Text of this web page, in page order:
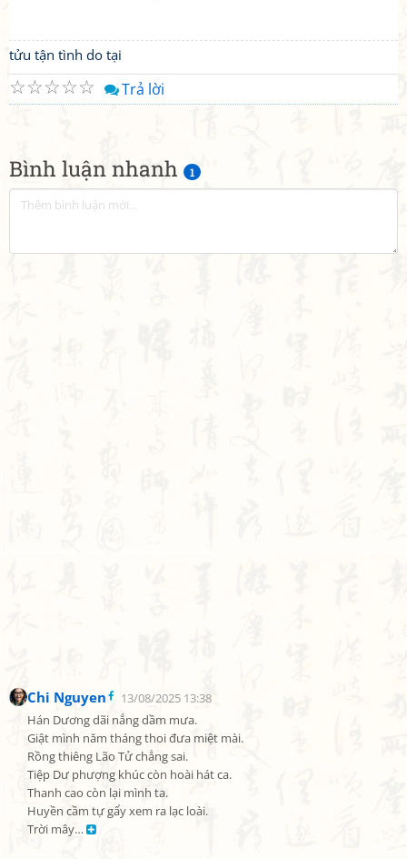
Bình luận nhanh 1
Chi Nguyen
13/08/2025 13:38
Hán Dương dãi nắng dầm mưa.
Giật mình năm tháng thoi đưa miệt mài.
Rồng thiêng Lão Tử chẳng sai.
Tiệp Dư phượng khúc còn hoài hát ca.
Thanh cao còn lại mình ta.
Huyền cầm tự gẩy xem ra lạc loài.
Trời mây…
tửu tận tình do tại
☆
☆
☆
☆
☆ Trả lời